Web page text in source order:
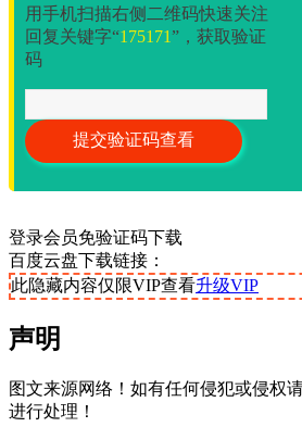
用手机扫描右侧二维码快速关注
回复关键字“175171”，获取验证
码
登录会员免验证码下载
百度云盘下载链接：
此隐藏内容仅限VIP查看升级VIP
声明
图文来源网络！如有任何侵犯或侵权
进行处理！